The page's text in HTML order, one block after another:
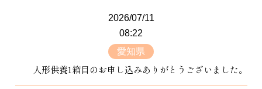
2026/07/11
08:22
愛知県
人形供養1箱目のお申し込みありがとうございました。